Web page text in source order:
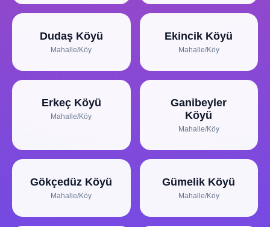
Dudaş Köyü
Mahalle/Köy
Ekincik Köyü
Mahalle/Köy
Erkeç Köyü
Mahalle/Köy
Ganibeyler
Köyü
Mahalle/Köy
Gökçedüz Köyü
Mahalle/Köy
Gümelik Köyü
Mahalle/Köy